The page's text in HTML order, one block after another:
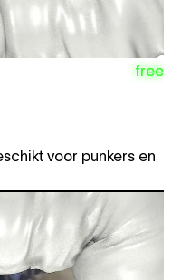
free
voor punkers en